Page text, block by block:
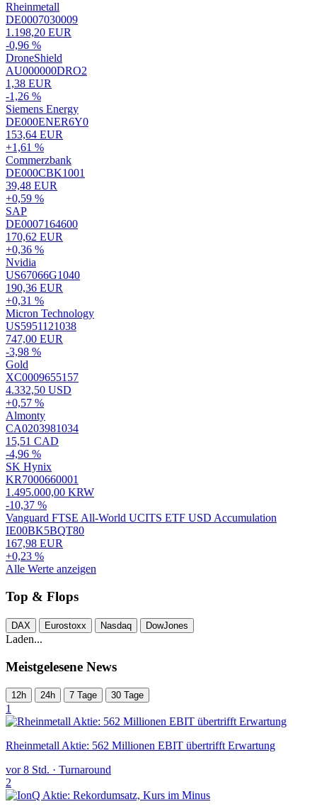
Rheinmetall
DE0007030009
1.198,20 EUR
-0,96 %
DroneShield
AU000000DRO2
1,38 EUR
-1,26 %
Siemens Energy
DE000ENER6Y0
153,64 EUR
+1,61 %
Commerzbank
DE000CBK1001
39,48 EUR
+0,59 %
SAP
DE0007164600
170,62 EUR
+0,36 %
Nvidia
US67066G1040
190,36 EUR
+0,31 %
Micron Technology
US5951121038
747,00 EUR
-3,98 %
Gold
XC0009655157
4.332,50 USD
+0,57 %
Almonty
CA0203981034
15,51 CAD
-4,96 %
SK Hynix
KR7000660001
1.495.000,00 KRW
-10,37 %
Vanguard FTSE All-World UCITS ETF USD Accumulation
IE00BK5BQT80
167,98 EUR
+0,23 %
Alle Werte anzeigen
Top & Flops
DAX Eurostoxx Nasdaq DowJones
Laden...
Meistgelesene News
12h 24h 7 Tage 30 Tage
1
Rheinmetall Aktie: 562 Millionen EBIT übertrifft Erwartung
vor 8 Std. · Turnaround
2